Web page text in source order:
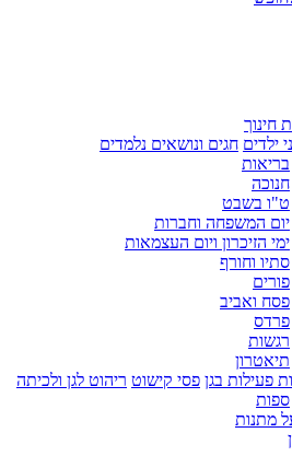
חינוך
ילדים חגים ונושאים נלמדים
בריאות
חנוכה
ט"ו בשבט
יום המשפחה וחברות
ימי הזיכרון ויום העצמאות
סתיו וחורף
פורים
פסח ואביב
פרדס
רגשות
תיאטרון
פעילות בגן פסי קישוט ריהוט לגן ולכיתה
ספות
מתנות